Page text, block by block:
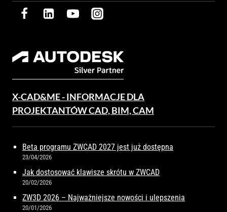
X-CAD&ME - INFORMACJE DLA
PROJEKTANTÓW CAD, BIM, CAM
Beta programu ZWCAD 2027 jest już dostępna
23/04/2026
Jak dostosować klawisze skrótu w ZWCAD
20/02/2026
ZW3D 2026 – Najważniejsze nowości i ulepszenia
20/01/2026